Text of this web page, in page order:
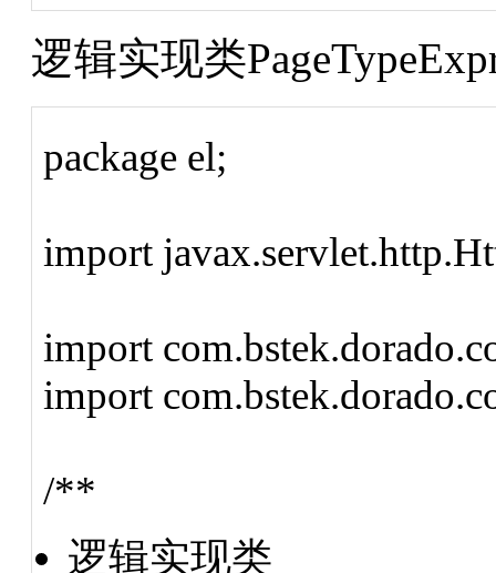
逻辑实现类
package el;
import
import
import
/**
逻辑实现类